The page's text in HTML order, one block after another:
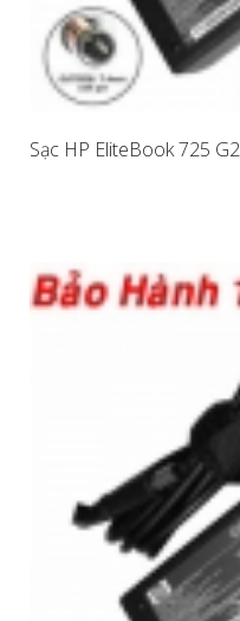
Sạc HP EliteBook 725